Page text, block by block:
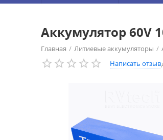
Аккумулятор 60V
Главная / Литиевые аккумуляторы /
Написать отзыв